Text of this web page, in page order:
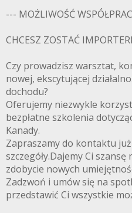
--- MOŻLIWOŚĆ
CHCESZ ZOSTAĆ
Czy prowadzisz warsztat,
nowej, ekscytującej
dochodu?
Oferujemy niezwykle
bezpłatne szkolenia
Kanady.
Zapraszamy do kontaktu
szczegóły.Dajemy Ci
zdobycie nowych
Zadzwoń i umów się na
przedstawić Ci wszystkie